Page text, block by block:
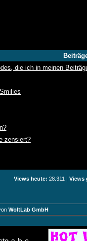
die ich in meinen
zensiert?
Views heute: 28.311 | Views
WoltLab GmbH